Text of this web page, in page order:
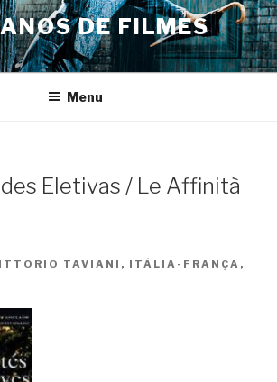
DE FILMES
Menu
Eletivas / Le Affinità
TAVIANI, ITÁLIA-FRANÇA,